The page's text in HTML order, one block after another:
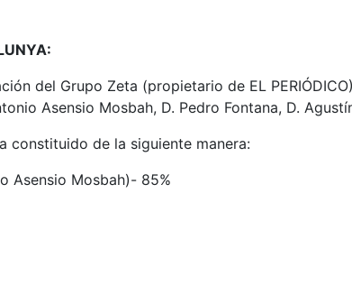
del Grupo Zeta (propietario de EL
Asensio Mosbah, D. Pedro Fontana, D.
constituido de la siguiente manera:
Asensio Mosbah)- 85%